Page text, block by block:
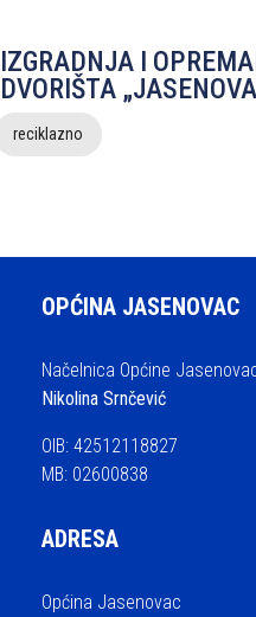
IZGRADNJA I
DVORIŠTA
reciklazno
OPĆINA JASENOVAC
Načelnica Općine
Nikolina Srnčević
OIB: 42512118827
MB: 02600838
ADRESA
Općina Jasenovac